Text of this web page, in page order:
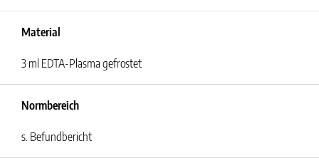
Material
3 ml EDTA-Plasma gefrostet
Normbereich
s. Befundbericht